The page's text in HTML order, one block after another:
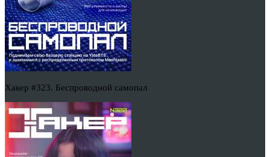
Хакер #323. Беспроводной самопал